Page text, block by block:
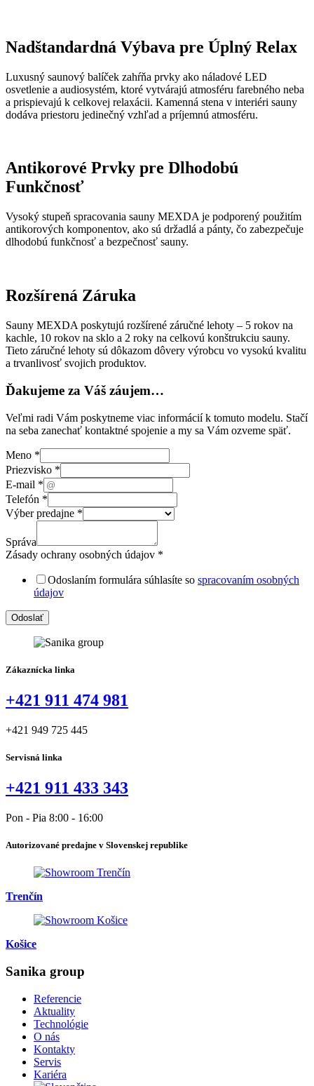
Nadštandardná Výbava pre Úplný Relax
Luxusný saunový balíček zahŕňa prvky ako náladové LED
osvetlenie a audiosystém, ktoré vytvárajú atmosféru farebného neba
a prispievajú k celkovej relaxácii. Kamenná stena v interiéri sauny
dodáva priestoru jedinečný vzhľad a príjemnú atmosféru.
Antikorové Prvky pre Dlhodobú
Funkčnosť
Vysoký stupeň spracovania sauny MEXDA je podporený použitím
antikorových komponentov, ako sú držadlá a pánty, čo zabezpečuje
dlhodobú funkčnosť a bezpečnosť sauny.
Rozšírená Záruka
Sauny MEXDA poskytujú rozšírené záručné lehoty – 5 rokov na
kachle, 10 rokov na sklo a 2 roky na celkovú konštrukciu sauny.
Tieto záručné lehoty sú dôkazom dôvery výrobcu vo vysokú kvalitu
a trvanlivosť svojich produktov.
Ďakujeme za Váš záujem…
Veľmi radi Vám poskytneme viac informácií k tomuto modelu. Stačí
na seba zanechať kontaktné spojenie a my sa Vám ozveme späť.
Meno *
Priezvisko *
E-mail *
Telefón *
Výber predajne *
Správa
Zásady ochrany osobných údajov *
Odoslaním formulára súhlasíte so spracovaním osobných
údajov
(medium)
(source)
ochrany
Odoslať
Zákaznícka linka
+421 911 474 981
+421 949 725 445
Servisná linka
+421 911 433 343
Pon - Pia 8:00 - 16:00
Autorizované predajne v Slovenskej republike
Trenčín
Košice
Sanika group
Referencie
Aktuality
Technológie
O nás
Kontakty
Servis
Kariéra